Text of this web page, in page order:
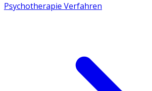
Psychotherapie Verfahren